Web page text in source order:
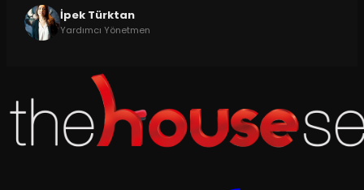
İpek Türktan
Yardımcı Yönetmen